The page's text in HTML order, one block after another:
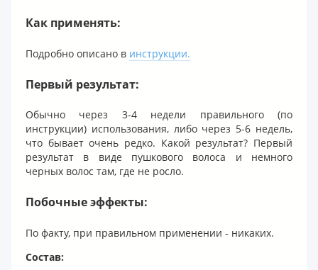
Как применять:
Подробно описано в инструкции.
Первый результат:
Обычно через 3-4 недели правильного (по
инструкции) использования, либо через 5-6 недель,
что бывает очень редко. Какой результат? Первый
результат в виде пушкового волоса и немного
черных волос там, где не росло.
Побочные эффекты:
По факту, при правильном применении - никаких.
Состав: